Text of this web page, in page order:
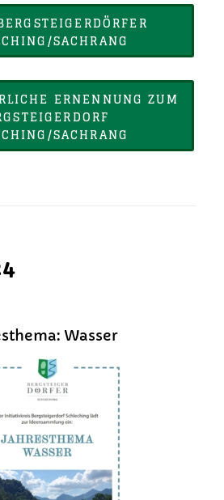
SACHRANG
ERNENNUNG ZUM
SACHRANG
Wasser